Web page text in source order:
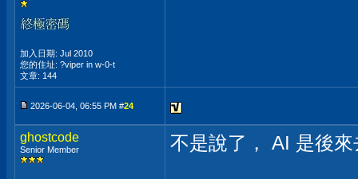
加入日期: Jul 2010
您的住址: ?viper in w-0-t
文章: 144
2026-06-04, 06:55 PM #24
ghostcode
Senior Member 不是說了， AI 是後